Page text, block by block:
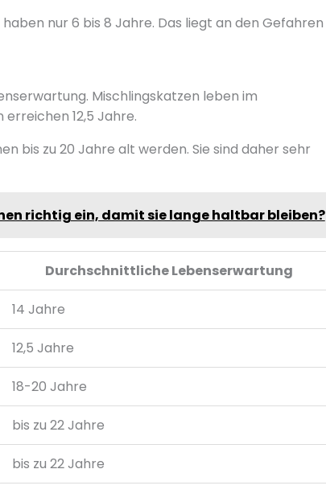
nur 6 bis 8 Jahre. Das liegt an den Gefahren
Mischlingskatzen leben im
12,5 Jahre.
bis zu 20 Jahre alt werden. Sie sind daher sehr
richtig ein, damit sie lange haltbar bleiben?
Durchschnittliche Lebenserwartung
14 Jahre
12,5 Jahre
18-20 Jahre
bis zu 22 Jahre
bis zu 22 Jahre